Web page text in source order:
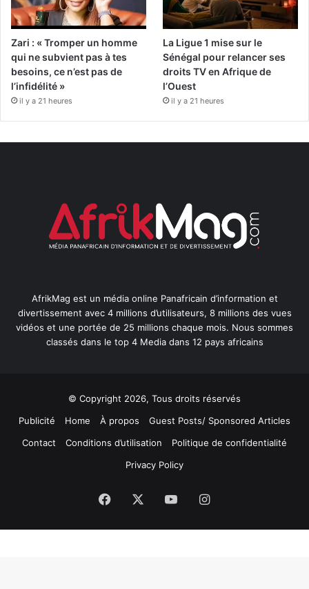
Zari : « Tromper un homme
qui ne subvient pas à tes
besoins, ce n’est pas de
l’infidélité »
il y a 21 heures
La Ligue 1 mise sur le
Sénégal pour relancer ses
droits TV en Afrique de
l’Ouest
il y a 21 heures
AfrikMag est un média online Panafricain d’information et
divertissement avec 4 millions d’utilisateurs, 8 millions des vues
vidéos et une portée de 25 millions chaque mois. Nous sommes
classés dans le top 4 Media dans 12 pays africains
© Copyright 2026, Tous droits réservés
Publicité
Home À propos
Guest Posts/ Sponsored Articles
Contact
Conditions d’utilisation
Politique de confidentialité
Privacy Policy
Facebook YouTubeInstagram